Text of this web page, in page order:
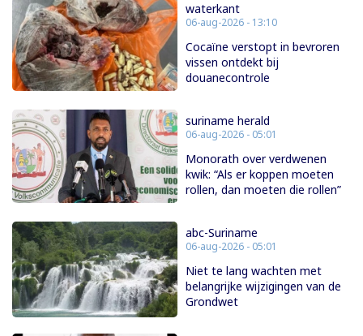
waterkant
06-aug-2026 - 13:10
Cocaïne verstopt in bevroren
vissen ontdekt bij
douanecontrole
suriname herald
06-aug-2026 - 05:01
Monorath over verdwenen
kwik: “Als er koppen moeten
rollen, dan moeten die rollen”
abc-Suriname
06-aug-2026 - 05:01
Niet te lang wachten met
belangrijke wijzigingen van de
Grondwet